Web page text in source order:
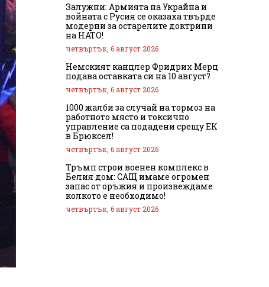
Залужни: Армията на Украйна и
войната с Русия се оказаха твърде
модерни за остарелите доктрини
на НАТО!
четвъртък, 6 август 2026
Немският канцлер Фридрих Мерц
подава оставката си на 10 август?
четвъртък, 6 август 2026
1000 жалби за случай на тормоз на
работното място и токсично
управление са подадени срещу ЕК
в Брюксел!
четвъртък, 6 август 2026
Тръмп строи военен комплекс в
Белия дом: САЩ имаме огромен
запас от оръжия и произвеждаме
колкото е необходимо!
четвъртък, 6 август 2026